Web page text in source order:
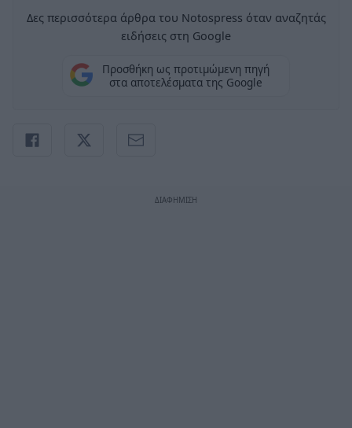
Δες περισσότερα άρθρα του Notospress όταν αναζητάς
ειδήσεις στη Google
Προσθήκη ως προτιμώμενη πηγή
στα αποτελέσματα της Google